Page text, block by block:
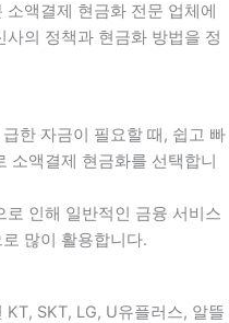
액결제 현금화 전문 업체에
의 정책과 현금화 방법을 정
한 자금이 필요할 때 , 쉽고 빠
소액결제 현금화를 선택합니
인해 일반적인 금융 서비스
많이 활용합니다.
SKT, LG, U유플러스, 알뜰